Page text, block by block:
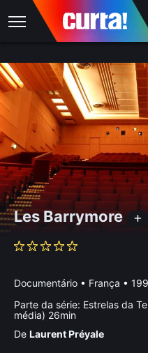
Les Barrymore
Documentário • França •
Parte da série: Estrelas da
média) 26min
De Laurent Préyale